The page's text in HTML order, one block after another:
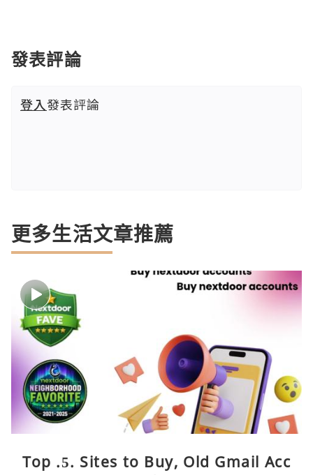
發表評論
登入發表評論
更多生活文章推薦
Top .5. Sites to Buy, Old Gmail Acc